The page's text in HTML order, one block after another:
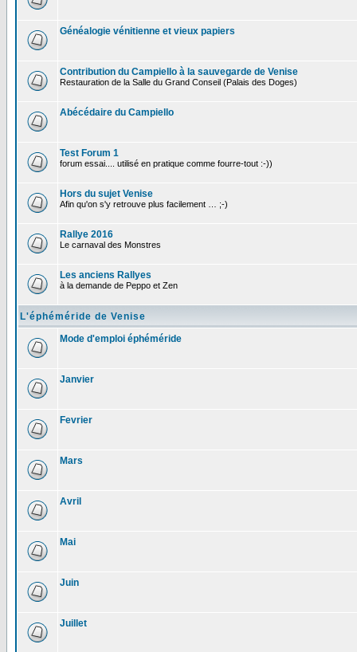
Généalogie vénitienne et vieux papiers
Contribution du Campiello à la sauvegarde de Venise
Restauration de la Salle du Grand Conseil (Palais des Doges)
Abécédaire du Campiello
Test Forum 1
forum essai.... utilisé en pratique comme fourre-tout :-))
Hors du sujet Venise
Afin qu'on s'y retrouve plus facilement … ;-)
Rallye 2016
Le carnaval des Monstres
Les anciens Rallyes
à la demande de Peppo et Zen
L'éphéméride de Venise
Mode d'emploi éphéméride
Janvier
Fevrier
Mars
Avril
Mai
Juin
Juillet